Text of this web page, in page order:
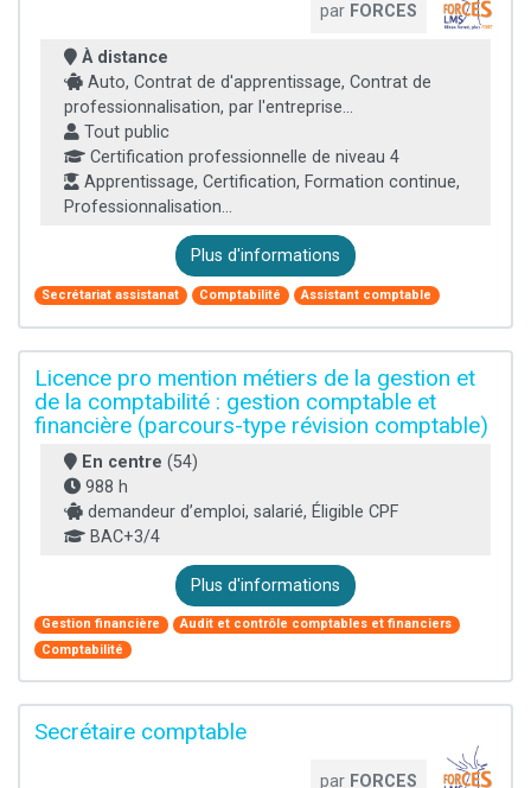
par FORCES
À distance
Auto, Contrat de d'apprentissage, Contrat de
professionnalisation, par l'entreprise...
Tout public
Certification professionnelle de niveau 4
Apprentissage, Certification, Formation continue,
Professionnalisation...
Plus d'informations
Secrétariat assistanat Comptabilité Assistant comptable
Licence pro mention métiers de la gestion et
de la comptabilité : gestion comptable et
financière (parcours-type révision comptable)
En centre (54)
988 h
demandeur d’emploi, salarié, Éligible CPF
BAC+3/4
Plus d'informations
Gestion financière
Audit et contrôle comptables et financiers
Comptabilité
Secrétaire comptable
par FORCES